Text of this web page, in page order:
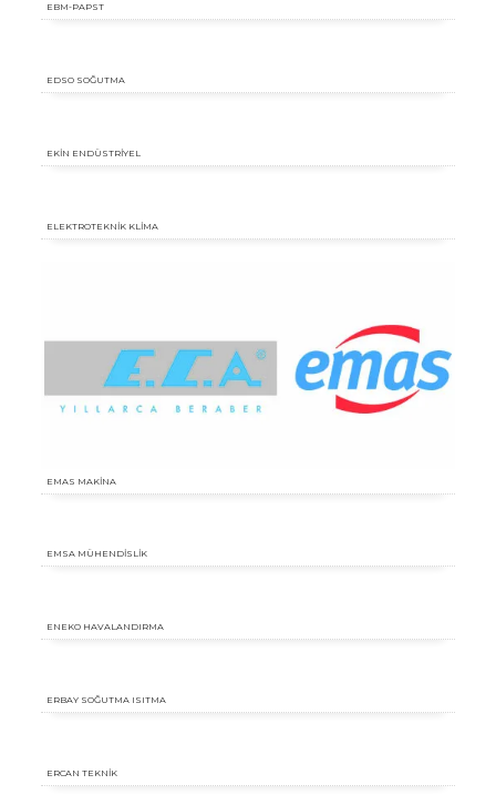
EMAS MAKİNA
EBM-PAPST
EDSO SOĞUTMA
EKİN ENDÜSTRİYEL
ELEKTROTEKNİK KLİMA
EMSA MÜHENDİSLİK
ENEKO HAVALANDIRMA
ERBAY SOĞUTMA ISITMA
ERCAN TEKNİK